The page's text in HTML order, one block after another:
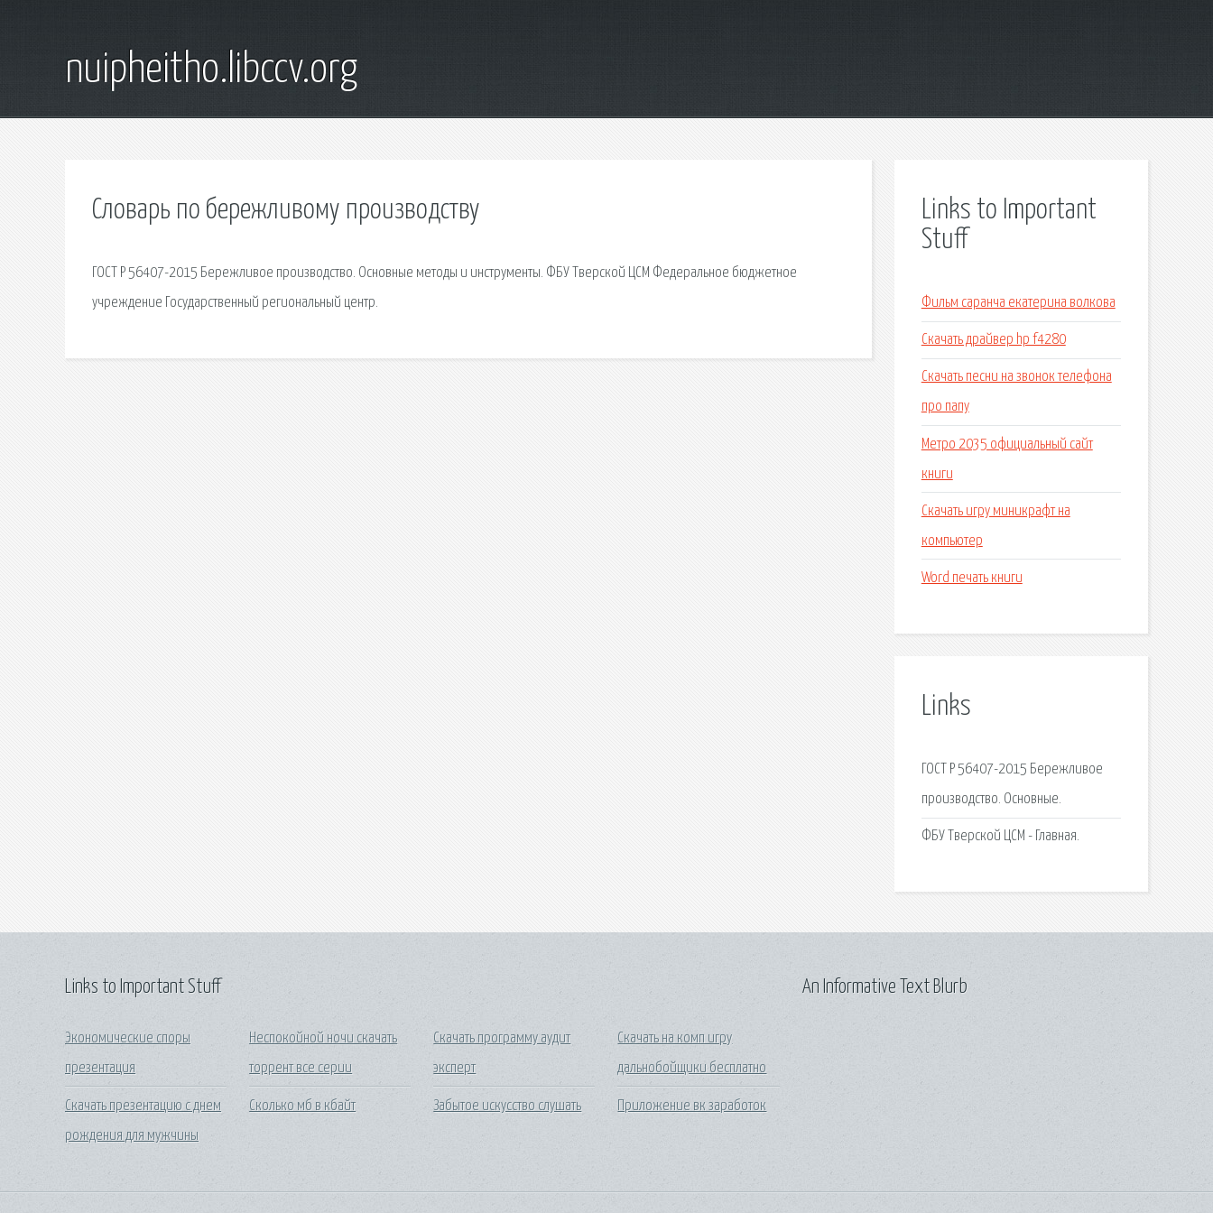
nuipheitho.libccv.org
Словарь по бережливому производству
ГОСТ Р 56407-2015 Бережливое производство. Основные методы и инструменты. ФБУ Тверской ЦСМ Федеральное бюджетное
учреждение Государственный региональный центр.
Links to Important
Stuff
Фильм саранча екатерина волкова
Скачать драйвер hp f4280
Скачать песни на звонок телефона
про папу
Метро 2035 официальный сайт
книги
Скачать игру миникрафт на
компьютер
Word печать книги
Links
ГОСТ Р 56407-2015 Бережливое
производство. Основные.
ФБУ Тверской ЦСМ - Главная.
Links to Important Stuff
Экономические споры
презентация
Скачать презентацию с днем
рождения для мужчины
Неспокойной ночи скачать
торрент все серии
Сколько мб в кбайт
Скачать программу аудит
эксперт
Забытое искусство слушать
Скачать на комп игру
дальнобойщики бесплатно
Приложение вк заработок
An Informative Text Blurb